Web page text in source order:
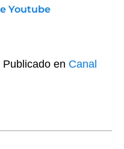
Youtube
Publicado en Canal